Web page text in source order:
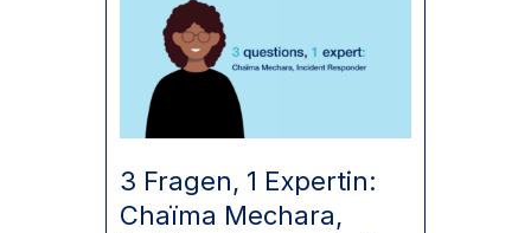
3 Fragen, 1 Expertin:
Chaïma Mechara,